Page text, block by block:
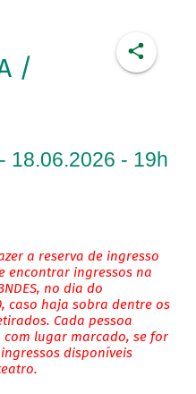
/
18.06.2026 - 19h
a reserva de ingresso
encontrar ingressos na
no dia do
caso haja sobra dentre os
Cada pessoa
lugar marcado, se for
disponíveis